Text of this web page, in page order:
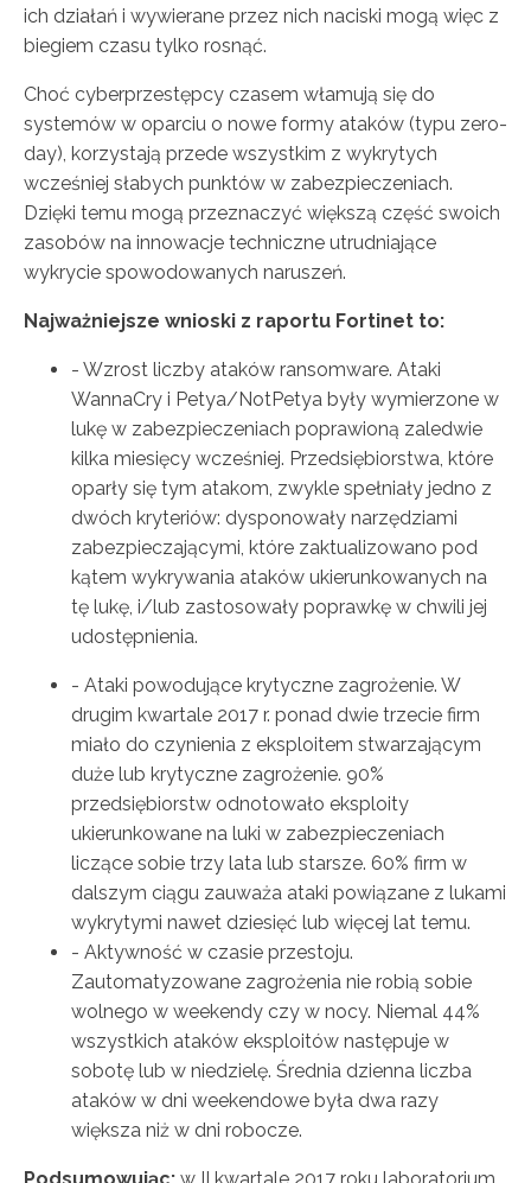
ich działań i wywierane przez nich naciski mogą więc z
biegiem czasu tylko rosnąć.
Choć cyberprzestępcy czasem włamują się do
systemów w oparciu o nowe formy ataków (typu zero-
day), korzystają przede wszystkim z wykrytych
wcześniej słabych punktów w zabezpieczeniach.
Dzięki temu mogą przeznaczyć większą część swoich
zasobów na innowacje techniczne utrudniające
wykrycie spowodowanych naruszeń.
Najważniejsze wnioski z raportu Fortinet to:
- Wzrost liczby ataków ransomware. Ataki
WannaCry i Petya/NotPetya były wymierzone w
lukę w zabezpieczeniach poprawioną zaledwie
kilka miesięcy wcześniej. Przedsiębiorstwa, które
oparły się tym atakom, zwykle spełniały jedno z
dwóch kryteriów: dysponowały narzędziami
zabezpieczającymi, które zaktualizowano pod
kątem wykrywania ataków ukierunkowanych na
tę lukę, i/lub zastosowały poprawkę w chwili jej
udostępnienia.
- Ataki powodujące krytyczne zagrożenie. W
drugim kwartale 2017 r. ponad dwie trzecie firm
miało do czynienia z eksploitem stwarzającym
duże lub krytyczne zagrożenie. 90%
przedsiębiorstw odnotowało eksploity
ukierunkowane na luki w zabezpieczeniach
liczące sobie trzy lata lub starsze. 60% firm w
dalszym ciągu zauważa ataki powiązane z lukami
wykrytymi nawet dziesięć lub więcej lat temu.
- Aktywność w czasie przestoju.
Zautomatyzowane zagrożenia nie robią sobie
wolnego w weekendy czy w nocy. Niemal 44%
wszystkich ataków eksploitów następuje w
sobotę lub w niedzielę. Średnia dzienna liczba
ataków w dni weekendowe była dwa razy
większa niż w dni robocze.